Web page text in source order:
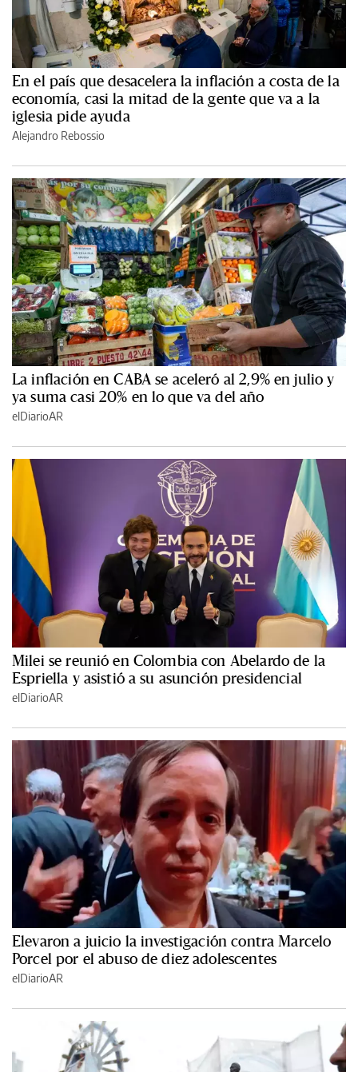
En el país que desacelera la inflación a costa de la
economía, casi la mitad de la gente que va a la
iglesia pide ayuda
Alejandro Rebossio
La inflación en CABA se aceleró al 2,9% en julio y
ya suma casi 20% en lo que va del año
elDiarioAR
Milei se reunió en Colombia con Abelardo de la
Espriella y asistió a su asunción presidencial
elDiarioAR
Elevaron a juicio la investigación contra Marcelo
Porcel por el abuso de diez adolescentes
elDiarioAR